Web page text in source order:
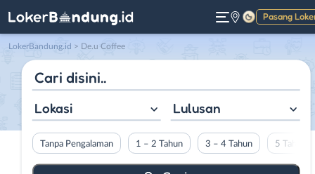
Pasang
Gelap
LokerBandung.id > De.u Coffee
Lokasi Lulusan
Tanpa Pengalaman 1 – 2 Tahun 3 – 4 Tahun 5 Tahun